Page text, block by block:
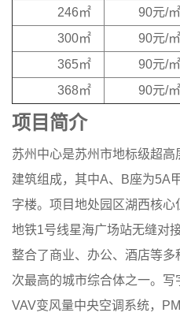
246㎡
90元/
300㎡
90元/
365㎡
90元/
368㎡
90元/
项目简介
苏州中心是苏州市地标级超
建筑组成，其中A、B座为5A
字楼。项目地处园区湖西核
地铁1号线星海广场站无缝对
整合了商业、办公、酒店等
次最高的城市综合体之一。写
VAV变风量中央空调系统，